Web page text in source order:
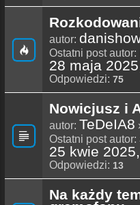
autor:
Ostatni post autor:
28 maja
Odpowiedzi: 75
Nowicjusz i
autor: TeDeIA8
Ostatni post autor:
25 kwie
Odpowiedzi: 13
Na każdy